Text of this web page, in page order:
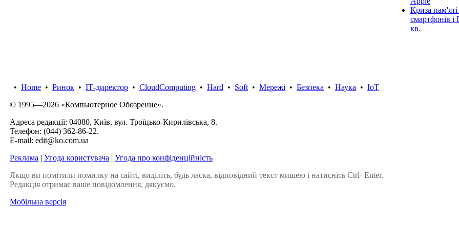
Криза
смартфонів і
кв.
• Home • Ринок • IТ-директор • CloudComputing • Hard • Soft • Мережі • Безпека • Наука • IoT
© 1995—2026 «Компьютерное Обозрение».
Адреса редакції: 04080, Київ, вул. Троїцько-Кирилівська, 8.
Телефон: (044) 362-86-22.
E-mail: edit@ko.com.ua
Реклама | Угода користувача | Угода про конфіденційність
Якщо ви помітили помилку на сайті, виділіть, будь ласка, відповідний текст мишею і натисніть Ctrl+Enter.
Редакція отримає ваше повідомлення, дякуємо.
Мобільна версія